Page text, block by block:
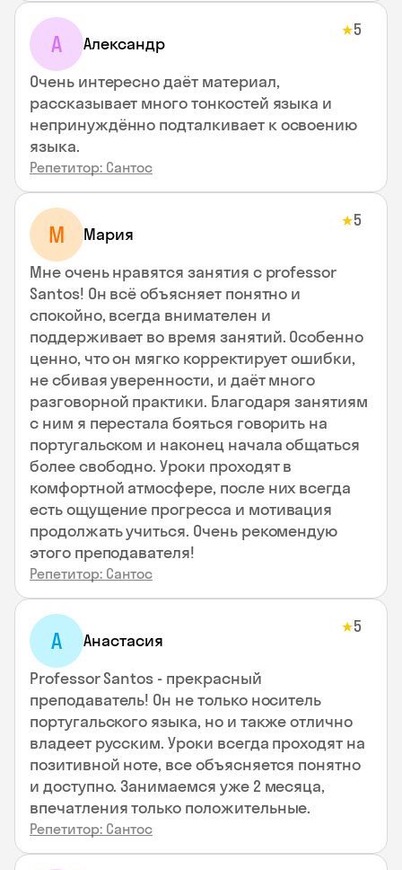
А Александр
★5
Очень интересно даёт материал,
рассказывает много тонкостей языка и
непринуждённо подталкивает к освоению
языка.
Репетитор: Сантос
М Мария
★5
Мне очень нравятся занятия с professor
Santos! Он всё объясняет понятно и
спокойно, всегда внимателен и
поддерживает во время занятий. Особенно
ценно, что он мягко корректирует ошибки,
не сбивая уверенности, и даёт много
разговорной практики. Благодаря занятиям
с ним я перестала бояться говорить на
португальском и наконец начала общаться
более свободно. Уроки проходят в
комфортной атмосфере, после них всегда
есть ощущение прогресса и мотивация
продолжать учиться. Очень рекомендую
этого преподавателя!
Репетитор: Сантос
А Анастасия
★5
Professor Santos - прекрасный
преподаватель! Он не только носитель
португальского языка, но и также отлично
владеет русским. Уроки всегда проходят на
позитивной ноте, все объясняется понятно
и доступно. Занимаемся уже 2 месяца,
впечатления только положительные.
Репетитор: Сантос